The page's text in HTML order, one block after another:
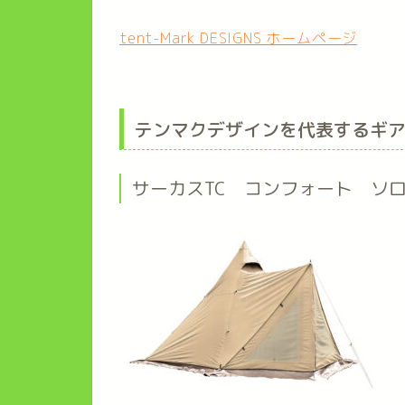
tent-Mark DESIGNS ホームページ
テンマクデザインを代表するギア
サーカスTC コンフォート ソ